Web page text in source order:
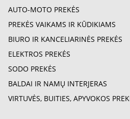
AUTO-MOTO PREKĖS
PREKĖS VAIKAMS IR KŪDIKIAMS
BIURO IR KANCELIARINĖS PREKĖS
ELEKTROS PREKĖS
SODO PREKĖS
BALDAI IR NAMŲ INTERJERAS
VIRTUVĖS, BUITIES, APYVOKOS